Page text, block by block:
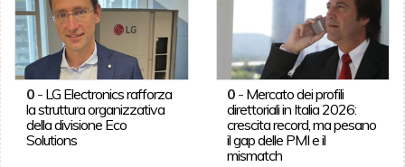
0- LG Electronics rafforza
la struttura organizzativa
della divisione Eco
Solutions
0 - Mercato dei profili
direttoriali in Italia 2026:
crescita record, ma pesano
il gap delle PMI e il
mismatch